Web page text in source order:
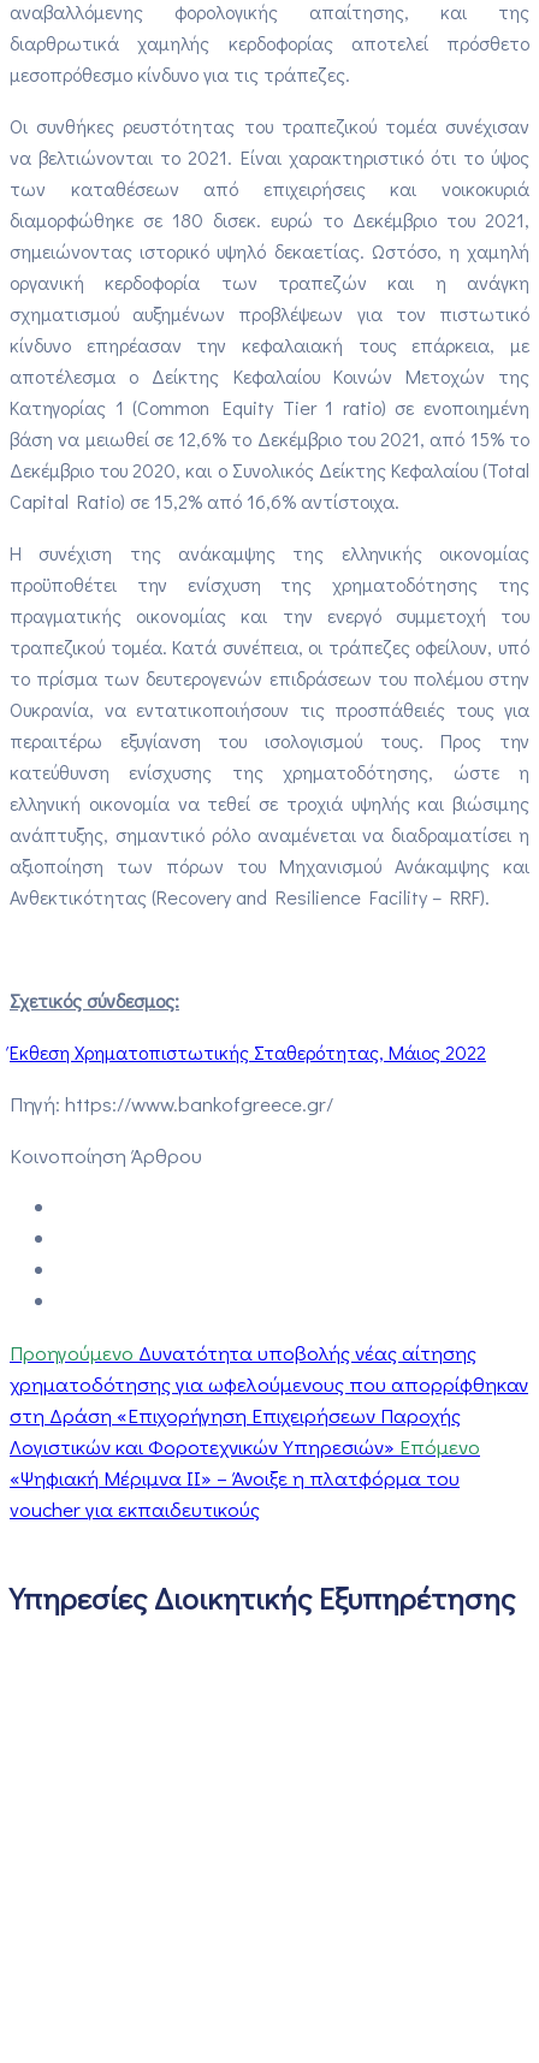
αναβαλλόμενης φορολογικής απαίτησης, και της
διαρθρωτικά χαμηλής κερδοφορίας αποτελεί πρόσθετο
μεσοπρόθεσμο κίνδυνο για τις τράπεζες.
Οι συνθήκες ρευστότητας του τραπεζικού τομέα συνέχισαν
να βελτιώνονται το 2021. Είναι χαρακτηριστικό ότι το ύψος
των καταθέσεων από επιχειρήσεις και νοικοκυριά
διαμορφώθηκε σε 180 δισεκ. ευρώ το Δεκέμβριο του 2021,
σημειώνοντας ιστορικό υψηλό δεκαετίας. Ωστόσο, η χαμηλή
οργανική κερδοφορία των τραπεζών και η ανάγκη
σχηματισμού αυξημένων προβλέψεων για τον πιστωτικό
κίνδυνο επηρέασαν την κεφαλαιακή τους επάρκεια, με
αποτέλεσμα ο Δείκτης Κεφαλαίου Κοινών Μετοχών της
Κατηγορίας 1 (Common Equity Tier 1 ratio) σε ενοποιημένη
βάση να μειωθεί σε 12,6% το Δεκέμβριο του 2021, από 15% το
Δεκέμβριο του 2020, και ο Συνολικός Δείκτης Κεφαλαίου (Total
Capital Ratio) σε 15,2% από 16,6% αντίστοιχα.
Η συνέχιση της ανάκαμψης της ελληνικής οικονομίας
προϋποθέτει την ενίσχυση της χρηματοδότησης της
πραγματικής οικονομίας και την ενεργό συμμετοχή του
τραπεζικού τομέα. Κατά συνέπεια, οι τράπεζες οφείλουν, υπό
το πρίσμα των δευτερογενών επιδράσεων του πολέμου στην
Ουκρανία, να εντατικοποιήσουν τις προσπάθειές τους για
περαιτέρω εξυγίανση του ισολογισμού τους. Προς την
κατεύθυνση ενίσχυσης της χρηματοδότησης, ώστε η
ελληνική οικονομία να τεθεί σε τροχιά υψηλής και βιώσιμης
ανάπτυξης, σημαντικό ρόλο αναμένεται να διαδραματίσει η
αξιοποίηση των πόρων του Μηχανισμού Ανάκαμψης και
Ανθεκτικότητας (Recovery and Resilience Facility – RRF).
Σχετικός σύνδεσμος:
Έκθεση Χρηματοπιστωτικής Σταθερότητας, Μάιος 2022
Πηγή: https://www.bankofgreece.gr/
Κοινοποίηση Άρθρου
Προηγούμενο Δυνατότητα υποβολής νέας αίτησης
χρηματοδότησης για ωφελούμενους που απορρίφθηκαν
στη Δράση «Επιχορήγηση Επιχειρήσεων Παροχής
Λογιστικών και Φοροτεχνικών Υπηρεσιών» Επόμενο
«Ψηφιακή Μέριμνα ΙΙ» – Άνοιξε η πλατφόρμα του
voucher για εκπαιδευτικούς
Υπηρεσίες Διοικητικής Εξυπηρέτησης